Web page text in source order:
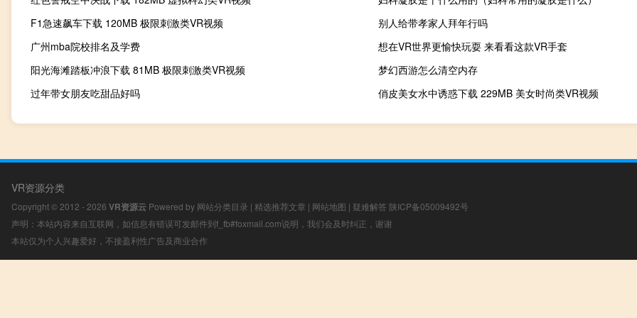
F1急速飙车下载 120MB 极限刺激类VR视频
别人给带孝家人拜年行吗
广州mba院校排名及学费
想在VR世界更愉快玩耍 来看看这款VR手套
阳光海滩踏板冲浪下载 81MB 极限刺激类VR视频
梦幻西游怎么清空内存
过年带女朋友吃甜品好吗
俏皮美女水中诱惑下载 229MB 美女时尚类VR视频
VR资源分类
Copyright © 2012 - 2026 VR资源云 Powered by 网站分类目录 | 精选推荐文章 | 网站地图 | 疑难解答 陕ICP备05009492号
声明：本站内容来自互联网，如信息有错误可发邮件到f_fb#foxmail.com说明，我们会及时纠正，谢谢
本站仅为个人兴趣爱好，不接盈利性广告及商业合作